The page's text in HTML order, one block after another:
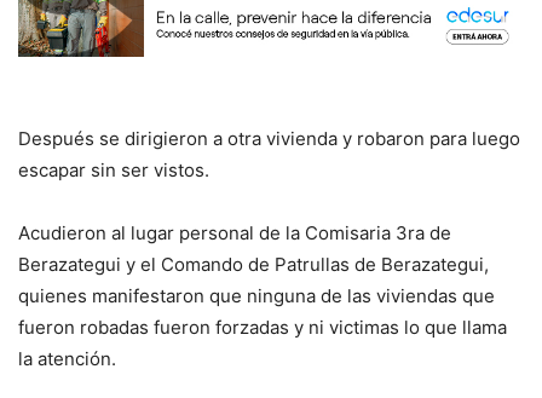
Después se dirigieron a otra vivienda y robaron para luego
escapar sin ser vistos.
Acudieron al lugar personal de la Comisaria 3ra de
Berazategui y el Comando de Patrullas de Berazategui,
quienes manifestaron que ninguna de las viviendas que
fueron robadas fueron forzadas y ni victimas lo que llama
la atención.